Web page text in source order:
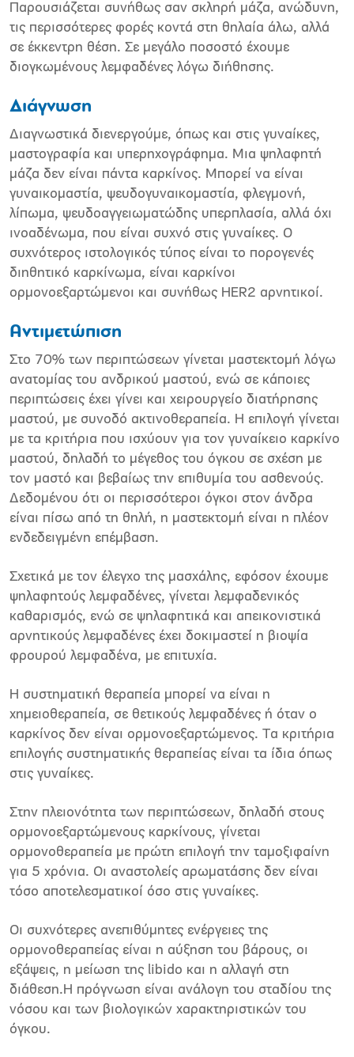
Παρουσιάζεται συνήθως σαν σκληρή µάζα, ανώδυνη,
τις περισσότερες φορές κοντά στη θηλαία άλω, αλλά
σε έκκεντρη θέση. Σε µεγάλο ποσοστό έχουµε
διογκωµένους λεµφαδένες λόγω διήθησης.
∆ιάγνωση
∆ιαγνωστικά διενεργούµε, όπως και στις γυναίκες,
µαστογραφία και υπερηχογράφηµα. Μια ψηλαφητή
µάζα δεν είναι πάντα καρκίνος. Μπορεί να είναι
γυναικοµαστία, ψευδογυναικοµαστία, φλεγµονή,
λίπωµα, ψευδοαγγειωµατώδης υπερπλασία, αλλά όχι
ινοαδένωµα, που είναι συχνό στις γυναίκες. Ο
συχνότερος ιστολογικός τύπος είναι το πορογενές
διηθητικό καρκίνωµα, είναι καρκίνοι
ορµονοεξαρτώµενοι και συνήθως HER2 αρνητικοί.
Αντιµετώπιση
Στο 70% των περιπτώσεων γίνεται µαστεκτοµή λόγω
ανατοµίας του ανδρικού µαστού, ενώ σε κάποιες
περιπτώσεις έχει γίνει και χειρουργείο διατήρησης
µαστού, µε συνοδό ακτινοθεραπεία. Η επιλογή γίνεται
µε τα κριτήρια που ισχύουν για τον γυναίκειο καρκίνο
µαστού, δηλαδή το µέγεθος του όγκου σε σχέση µε
τον µαστό και βεβαίως την επιθυµία του ασθενούς.
∆εδοµένου ότι οι περισσότεροι όγκοι στον άνδρα
είναι πίσω από τη θηλή, η µαστεκτοµή είναι η πλέον
ενδεδειγµένη επέµβαση.
Σχετικά µε τον έλεγχο της µασχάλης, εφόσον έχουµε
ψηλαφητούς λεµφαδένες, γίνεται λεµφαδενικός
καθαρισµός, ενώ σε ψηλαφητικά και απεικονιστικά
αρνητικούς λεµφαδένες έχει δοκιµαστεί η βιοψία
φρουρού λεµφαδένα, µε επιτυχία.
Η συστηµατική θεραπεία µπορεί να είναι η
χηµειοθεραπεία, σε θετικούς λεµφαδένες ή όταν ο
καρκίνος δεν είναι ορµονοεξαρτώµενος. Τα κριτήρια
επιλογής συστηµατικής θεραπείας είναι τα ίδια όπως
στις γυναίκες.
Στην πλειονότητα των περιπτώσεων, δηλαδή στους
ορµονοεξαρτώµενους καρκίνους, γίνεται
ορµονοθεραπεία µε πρώτη επιλογή την ταµοξιφαίνη
για 5 χρόνια. Οι αναστολείς αρωµατάσης δεν είναι
τόσο αποτελεσµατικοί όσο στις γυναίκες.
Οι συχνότερες ανεπιθύµητες ενέργειες της
ορµονοθεραπείας είναι η αύξηση του βάρους, οι
εξάψεις, η µείωση της libido και η αλλαγή στη
διάθεση.Η πρόγνωση είναι ανάλογη του σταδίου της
νόσου και των βιολογικών χαρακτηριστικών του
όγκου.